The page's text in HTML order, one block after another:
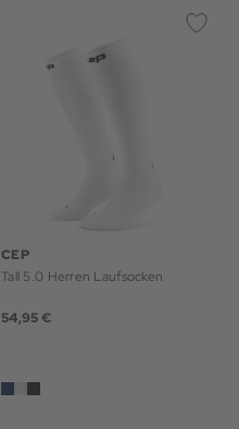
CEP
Tall 5.0 Herren Laufsocken
54,95 €